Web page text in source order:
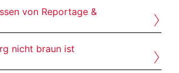
von Reportage &
›
nicht braun ist ›